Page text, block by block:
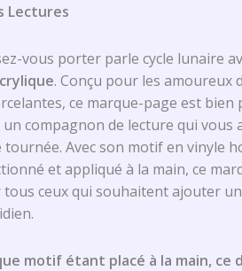
Lectures
vous porter parle cycle lunaire
. Conçu pour les amoureux
ce marque-page est bien
un compagnon de lecture qui vous
tournée. Avec son motif en vinyle
et appliqué à la main, ce
ceux qui souhaitent ajouter
motif étant placé à la main,